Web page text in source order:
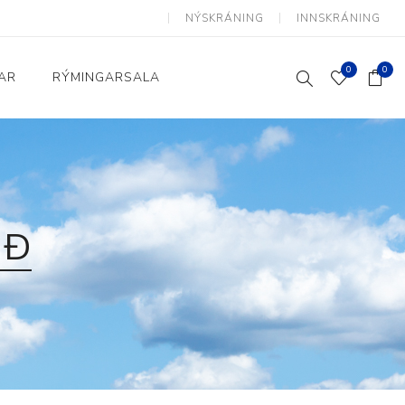
NÝSKRÁNING INNSKRÁNING
Heimili og skrifstofa
Baðherbergi
Eldhús
Lyftihægindastólar
Stólar og vinnuvernd
Athafnir daglegs lífs
RÝMINGARSALA 0 0